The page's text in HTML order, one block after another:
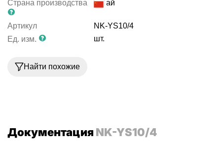
Страна производства
Китай
Артикул
NK-YS10/4
Ед. изм.
шт.
Найти похожие
Документация NK-YS10/4